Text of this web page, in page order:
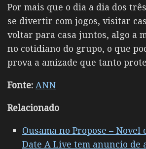
Por mais que o dia a dia dos
se divertir com jogos, visitar
voltar para casa juntos, algo a
no cotidiano do grupo, o que
prova a amizade que tanto
Fonte: ANN
Relacionado
Ousama no Propose – Novel
Date A Live tem anuncio de